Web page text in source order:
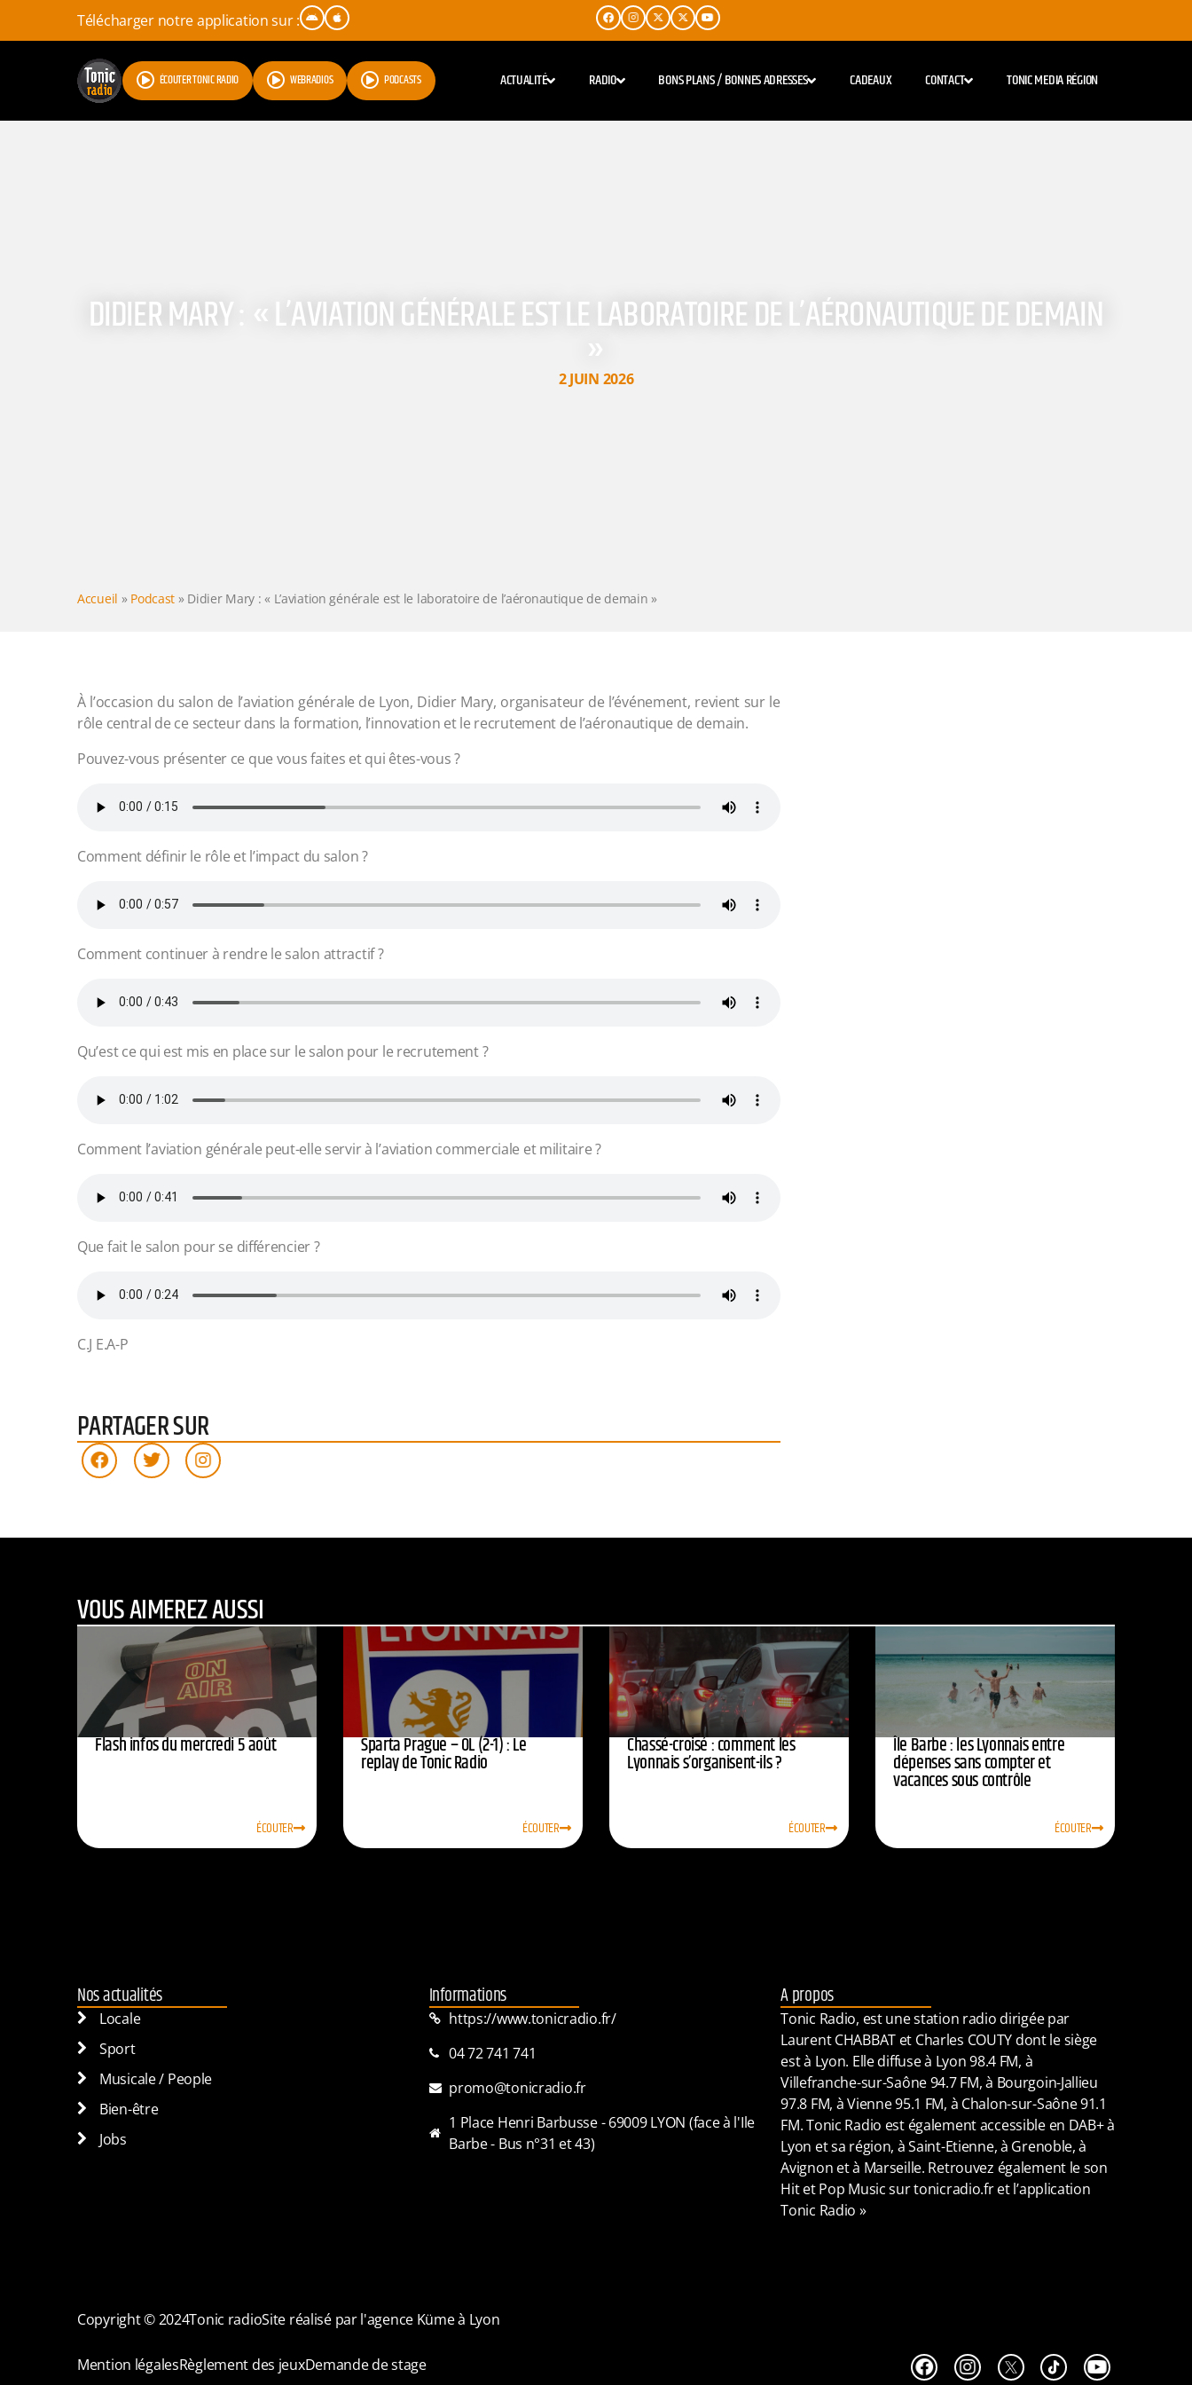
Télécharger notre application sur :
ÉCOUTER TONIC RADIO WEBRADIOS PODCASTS ACTUALITÉ RADIO BONS PLANS / BONNES ADRESSES CADEAUX CONTACT TONIC MEDIA RÉGION
DIDIER MARY : « L’AVIATION GÉNÉRALE EST LE LABORATOIRE DE L’AÉRONAUTIQUE DE DEMAIN
2 JUIN 2026
Accueil » Podcast » Didier Mary : « L’aviation générale est le laboratoire de l’aéronautique de demain »
À l’occasion du salon de l’aviation générale de Lyon, Didier Mary, organisateur de l’événement, revient sur le
rôle central de ce secteur dans la formation, l’innovation et le recrutement de l’aéronautique de demain.
Pouvez-vous présenter ce que vous faites et qui êtes-vous ?
Comment définir le rôle et l’impact du salon ?
Comment continuer à rendre le salon attractif ?
Qu’est ce qui est mis en place sur le salon pour le recrutement ?
Comment l’aviation générale peut-elle servir à l’aviation commerciale et militaire ?
Que fait le salon pour se différencier ?
C.J E.A-P
PARTAGER SUR
VOUS AIMEREZ AUSSI
Flash infos du mercredi 5 août
ÉCOUTER
Sparta Prague – OL (2-1) : Le
replay de Tonic Radio
ÉCOUTER
Chassé-croisé : comment les
Lyonnais s’organisent-ils ?
ÉCOUTER
Île Barbe : les Lyonnais entre
dépenses sans compter et
vacances sous contrôle
ÉCOUTER
Nos actualités
Locale
Sport
Musicale / People
Bien-être
Jobs
Informations
https://www.tonicradio.fr/
04 72 741 741
promo@tonicradio.fr
1 Place Henri Barbusse - 69009 LYON (face à l'Ile
Barbe - Bus n°31 et 43)
A propos
Tonic Radio, est une station radio dirigée par
Laurent CHABBAT et Charles COUTY dont le siège
est à Lyon. Elle diffuse à Lyon 98.4 FM, à
Villefranche-sur-Saône 94.7 FM, à Bourgoin-Jallieu
97.8 FM, à Vienne 95.1 FM, à Chalon-sur-Saône 91.1
FM. Tonic Radio est également accessible en DAB+ à
Lyon et sa région, à Saint-Etienne, à Grenoble, à
Avignon et à Marseille. Retrouvez également le son
Hit et Pop Music sur tonicradio.fr et l’application
Tonic Radio »
Copyright © 2024Tonic radioSite réalisé par l'agence Küme à Lyon
Mention légalesRèglement des jeuxDemande de stage